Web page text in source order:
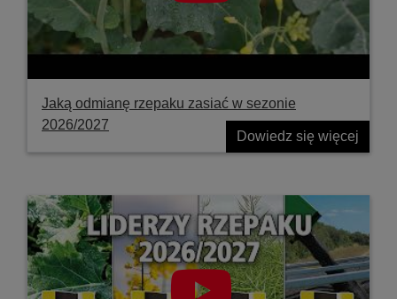
Jaką odmianę rzepaku zasiać w sezonie
2026/2027
Dowiedz się więcej